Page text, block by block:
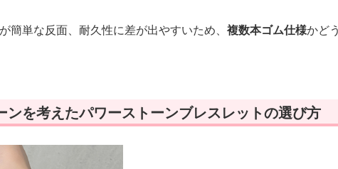
簡単な反面、耐久性に差が出やすいため、 複数本ゴム仕様かど
ンを考えたパワーストーンブレスレットの選び方